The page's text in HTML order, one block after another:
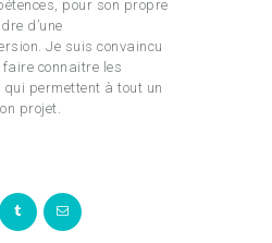
pour son propre
d’une
Je suis convaincu
connaitre les
permettent à tout un
projet.